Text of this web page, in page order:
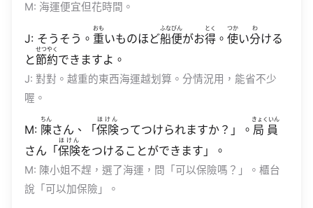
M: 海運便宜但花時間。
J: そうそう。 重
おも
いものほど船便
ふなびん
がお得
とく
。 使
つか
い分
わ
ける
と節約
せつやく
できますよ。
J: 對對。越重的東西海運越划算。分情況用，能省不少
喔。
M: 陳
ちん
さん、「保険
ほけん
ってつけられますか？」。 局員
きょくいん
さん「保険
ほけん
をつけることができます」。
M: 陳小姐不趕，選了海運，問「可以保險嗎？」。櫃台
說「可以加保險」。